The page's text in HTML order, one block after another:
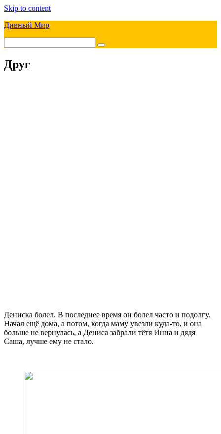
Skip to content
Дивный Мир
Друг
Дениска болел. В последнее время он болел часто и подолгу.
Начал ещё дома, а потом, когда маму увезли куда-то, и она
больше не вернулась, а Дениса забрали тётя Инна и дядя
Саша, лучше ему не стало.